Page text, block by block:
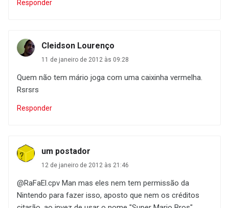
Responder
Cleidson Lourenço
11 de janeiro de 2012 às 09:28
Quem não tem mário joga com uma caixinha vermelha.
Rsrsrs
Responder
um postador
12 de janeiro de 2012 às 21:46
@RaFaEl.cpv Man mas eles nem tem permissão da
Nintendo para fazer isso, aposto que nem os créditos